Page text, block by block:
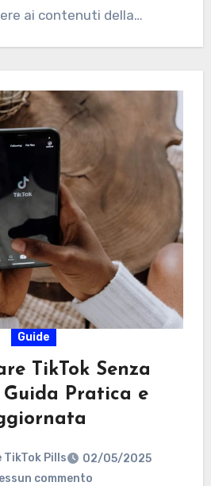
ai contenuti della…
Guide
TikTok Senza
Guida Pratica e
TikTok Pills
02/05/2025
commento